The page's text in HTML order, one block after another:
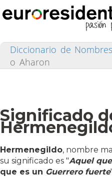
Diccionario de Nombres
o Aharon
Significado
Hermenegildo, nombre
su significado es "Aquel
que es un Guerrero fuerte